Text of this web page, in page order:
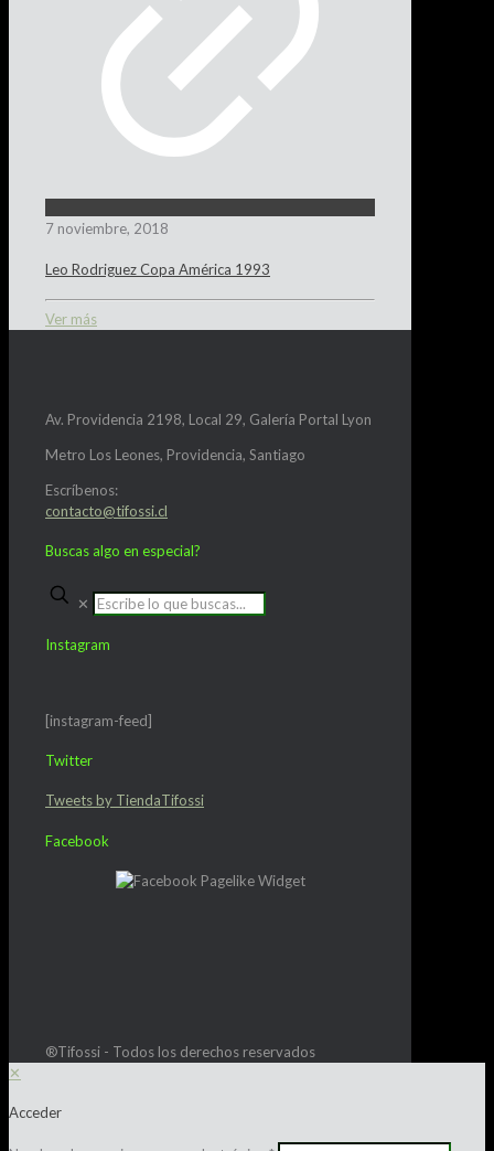
7 noviembre, 2018
Leo Rodriguez Copa América 1993
Ver más
Av. Providencia 2198, Local 29, Galería Portal Lyon
Metro Los Leones, Providencia, Santiago
Escríbenos:
contacto@tifossi.cl
Buscas algo en especial?
✕
Instagram
[instagram-feed]
Twitter
Tweets by TiendaTifossi
Facebook
®Tifossi - Todos los derechos reservados
✕
Acceder